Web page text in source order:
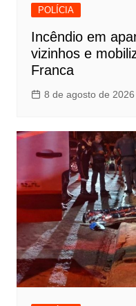
POLÍCIA
Incêndio em
vizinhos e
Franca
8 de agosto de 2026